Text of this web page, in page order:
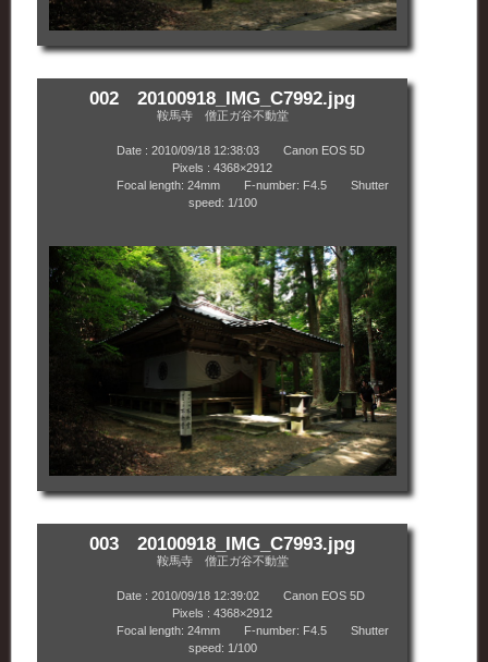
002 20100918_IMG_C7992.jpg
鞍馬寺 僧正ガ谷不動堂
Date : 2010/09/18 12:38:03 Canon EOS 5D
Pixels : 4368×2912
Focal length: 24mm F-number: F4.5 Shutter
speed: 1/100
003 20100918_IMG_C7993.jpg
鞍馬寺 僧正ガ谷不動堂
Date : 2010/09/18 12:39:02 Canon EOS 5D
Pixels : 4368×2912
Focal length: 24mm F-number: F4.5 Shutter
speed: 1/100